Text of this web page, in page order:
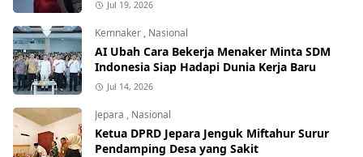
Jul 19, 2026
Kemnaker , Nasional
AI Ubah Cara Bekerja Menaker Minta SDM
Indonesia Siap Hadapi Dunia Kerja Baru
Jul 14, 2026
Jepara , Nasional
Ketua DPRD Jepara Jenguk Miftahur Surur
Pendamping Desa yang Sakit